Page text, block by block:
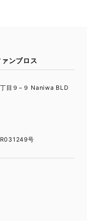
ンブロス
目９−９ Naniwa BLD
号